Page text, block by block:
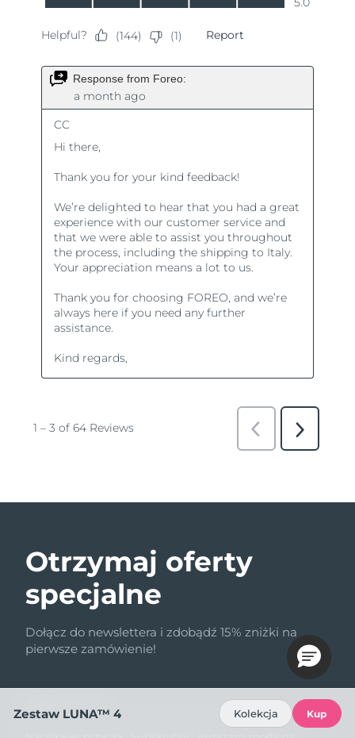
Otrzymaj oferty
specjalne
Dołącz do newslettera i zdobądź 15% zniżki na
pierwsze zamówienie!
Zestaw LUNA™ 4 Kolekcja Kup